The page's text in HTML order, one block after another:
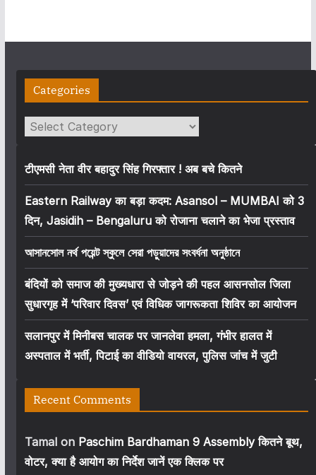
Categories
Categories
टीएमसी नेता वीर बहादुर सिंह गिरफ्तार ! अब बचे कितने
Eastern Railway का बड़ा कदम: Asansol – MUMBAI को 3
दिन, Jasidih – Bengaluru को रोजाना चलाने का भेजा प्रस्ताव
আসানসোল নর্থ পয়েন্ট স্কুলে সেরা পড়ুয়াদের সংবর্ধনা অনুষ্ঠানে
बंदियों को समाज की मुख्यधारा से जोड़ने की पहल आसनसोल जिला
सुधारगृह में ‘परिवार दिवस’ एवं विधिक जागरूकता शिविर का आयोजन
सलानपुर में मिनीबस चालक पर जानलेवा हमला, गंभीर हालत में
अस्पताल में भर्ती, पिटाई का वीडियो वायरल, पुलिस जांच में जुटी
Recent Comments
Tamalon Paschim Bardhaman 9 Assembly कितने बूथ,
वोटर, क्या है आयोग का निर्देश जानें एक क्लिक पर